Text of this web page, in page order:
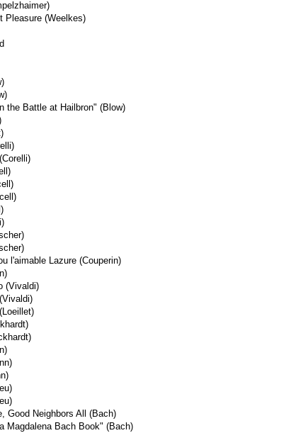
Pleasure (Weelkes)
the Battle at Hailbron" (Blow)
l'aimable Lazure (Couperin)
(Vivaldi)
Good Neighbors All (Bach)
Magdalena Bach Book" (Bach)